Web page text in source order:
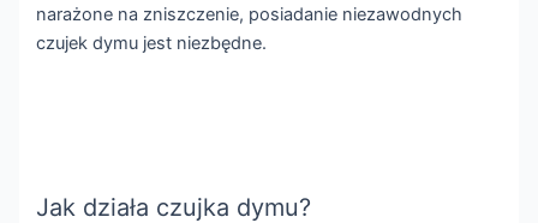
narażone na zniszczenie, posiadanie niezawodnych
czujek dymu jest niezbędne.
Jak działa czujka dymu?